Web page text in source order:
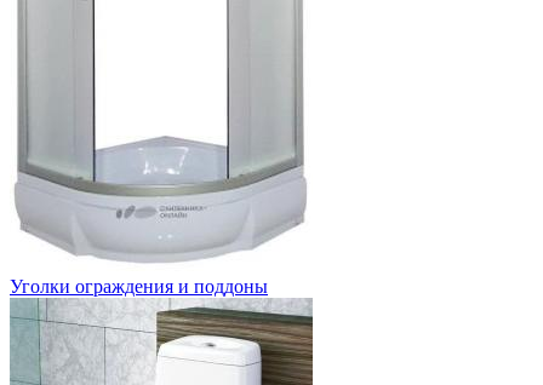
Уголки ограждения и поддоны